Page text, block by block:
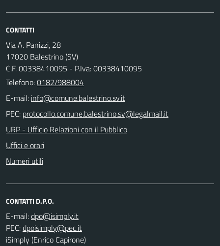
CONTATTI
Via A. Panizzi, 28
17020 Balestrino (SV)
C.F. 00338410095 - P.Iva: 00338410095
Telefono:0182/988004
E-mail:
PEC:
URP - Ufficio Relazioni con il Pubblico
Uffici e orari
Numeri utili
CONTATTI D.P.O.
E-mail:
PEC:
iSimply (Enrico Capirone)